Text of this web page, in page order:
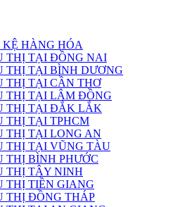
KỆ HÀNG HÓA
THỊ TẠI ĐỒNG NAI
THỊ TẠI BÌNH DƯƠNG
THỊ TẠI CẦN THƠ
THỊ TẠI LÂM ĐỒNG
THỊ TẠI ĐẮK LẮK
THỊ TẠI TPHCM
THỊ TẠI LONG AN
THỊ TẠI VŨNG TÀU
THỊ BÌNH PHƯỚC
THỊ TÂY NINH
THỊ TIỀN GIANG
THỊ ĐỒNG THÁP